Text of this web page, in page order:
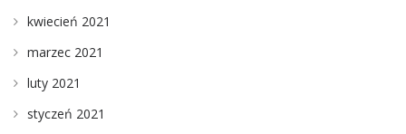
kwiecień 2021
marzec 2021
luty 2021
styczeń 2021